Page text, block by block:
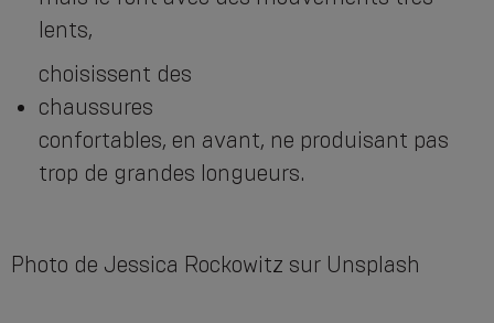
lents,
choisissent des
chaussures
confortables, en avant, ne produisant pas
trop de grandes longueurs.
Photo de Jessica Rockowitz sur Unsplash